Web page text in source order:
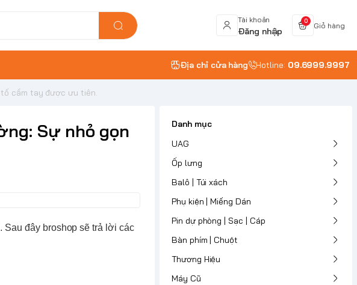
Tài khoản
Đăng nhập
0
Giỏ hàng
Địa chỉ cửa hàng Hotline: 09.6999.9997
cầm tay được ưu tiên.
Sự nhỏ gọn
đây broshop sẽ trả lời các
Danh mục
UAG
Ốp lưng
Balô | Túi xách
Phụ kiện | Miếng Dán
Pin dự phòng | Sạc | Cáp
Bàn phím | Chuột
Thương Hiệu
Máy Cũ